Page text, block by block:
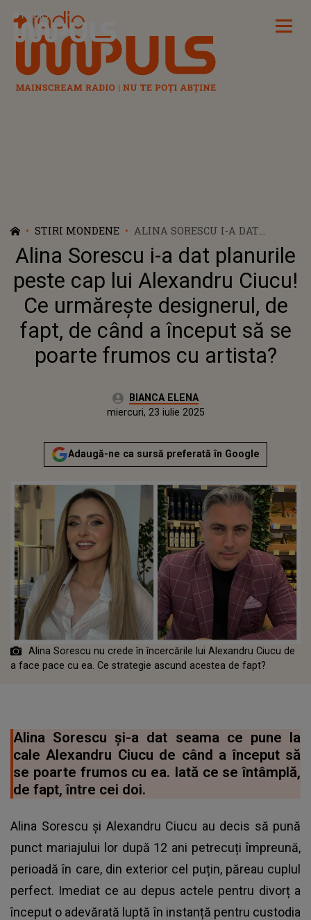
Radio Impuls
STIRI MONDENE
ALINA SORESCU I-A DAT
PLANURILE PESTE CAP LUI
ALEXANDRU CIUCU! CE
URMĂREȘTE DESIGNERUL, DE
FAPT, DE CÂND A ÎNCEPUT SĂ SE
POARTE FRUMOS CU ARTISTA?
Alina Sorescu i-a dat planurile
peste cap lui Alexandru Ciucu!
Ce urmărește designerul, de
fapt, de când a început să se
poarte frumos cu artista?
Autor:BIANCA ELENA
miercuri, 23 iulie 2025Actualizat:
miercuri, 23 iulie 2025
Adaugă-ne ca sursă preferată în Google
Alina Sorescu nu crede în încercările lui Alexandru Ciucu de
a face pace cu ea. Ce strategie ascund acestea de fapt?
Alina Sorescu și-a dat seama ce pune la
cale Alexandru Ciucu de când a început să
se poarte frumos cu ea. Iată ce se întâmplă,
de fapt, între cei doi.
Alina Sorescu și Alexandru Ciucu au decis să pună
punct mariajului lor după 12 ani petrecuți împreună,
perioadă în care, din exterior cel puțin, păreau cuplul
perfect. Imediat ce au depus actele pentru divorț a
început o adevărată luptă în instanță pentru custodia